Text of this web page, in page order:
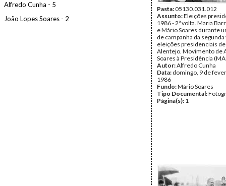
Alfredo Cunha - 5
João Lopes Soares - 2
Pasta:05130.031.012
Assunto:Eleições
1986 - 2ª volta. Maria
e Mário Soares durante
de campanha da
eleições presidenciais
Alentejo. Movimento de
Soares à Presidência
Autor:Alfredo Cunha
Data: domingo, 9 de
1986
Fundo:Mário Soares
Tipo Documental:
Página(s): 1